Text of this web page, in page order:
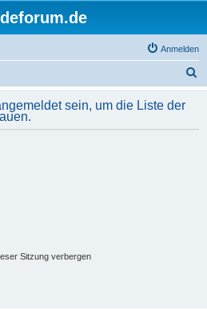
Anmelden
h
sein, um die Liste der
Sitzung verbergen